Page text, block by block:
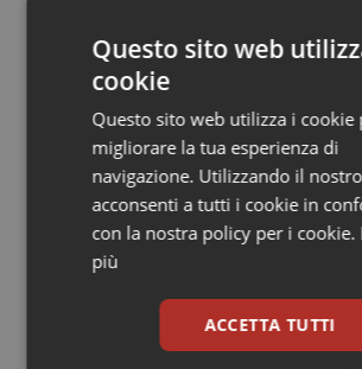
Sangue & coagulazione
Tiroide
Tumore al seno
Tumore ovarico
Tumori del Polmone & Testa
Potrebbe
Regioni e Asl
Puglia. Unità di crisi
Decaro accelera su 118,
e conti
Questo sito web
cookie
Questo sito web utilizza i cookie
migliorare la tua esperienza di
navigazione. Utilizzando il
acconsenti a tutti i cookie in
con la nostra policy per i cookie.
più
ACCETTA TUTTI